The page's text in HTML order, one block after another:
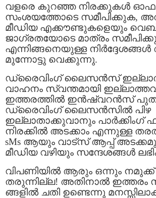
വളരെ കുറഞ്ഞ നിരക്കുകൾ
സംശയത്തോടെ സമീപിക്കുക,
മീഡിയ എക്കൗണ്ടുകളെയും
ജാഗ്രതയോടെ മാത്രം
എന്നിങ്ങനെയുള്ള
മുന്നോട്ടു വെക്കുന്നു.
ഡ്രൈവിംഗ് ലൈസൻസ്
വാഹനം സ്വന്തമായി
ഇത്തരത്തിൽ ഇൻഷ്വറൻസ്
ഡ്രൈവിംഗ് ലൈസൻസിൽ പിഴ
ഇല്ലാതാക്കുവാനും
നിരക്കിൽ അടക്കാം എന്നുള്ള
sMs ആയും വാട്സ് ആപ്പ്
മീഡിയ വഴിയും സന്ദേശങ്ങൾ
വിപണിയിൽ ആരും ഒന്നും
തരുന്നില്ല! അതിനാൽ ഇത്തരം
ങ്ങളിൽ ചതി ഉണ്ടെന്നു